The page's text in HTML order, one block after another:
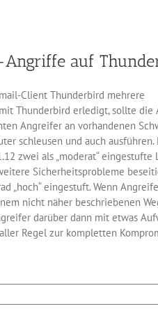
Angriffe auf
Client Thunderbird mehrere
Thunderbird erledigt, sollte die
Angreifer an vorhandenen
schleusen und auch ausführen.
zwei als „moderat“ eingestufte
Sicherheitsprobleme
„hoch“ eingestuft. Wenn
nicht näher beschriebenen
darüber dann mit etwas
Regel zur kompletten